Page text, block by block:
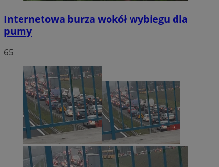
Internetowa burza wokół wybiegu dla
pumy
65